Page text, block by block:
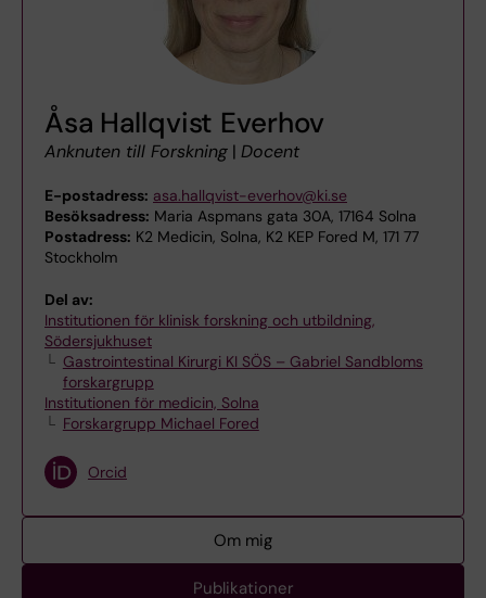
Åsa Hallqvist Everhov
Anknuten till Forskning | Docent
E-postadress: asa.hallqvist-everhov@ki.se
Besöksadress: Maria Aspmans gata 30A, 17164 Solna
Postadress: K2 Medicin, Solna, K2 KEP Fored M, 171 77
Stockholm
Del av:
Institutionen för klinisk forskning och utbildning,
Södersjukhuset
Gastrointestinal Kirurgi KI SÖS – Gabriel Sandbloms
forskargrupp
Institutionen för medicin, Solna
Forskargrupp Michael Fored
Orcid
Om mig
Publikationer